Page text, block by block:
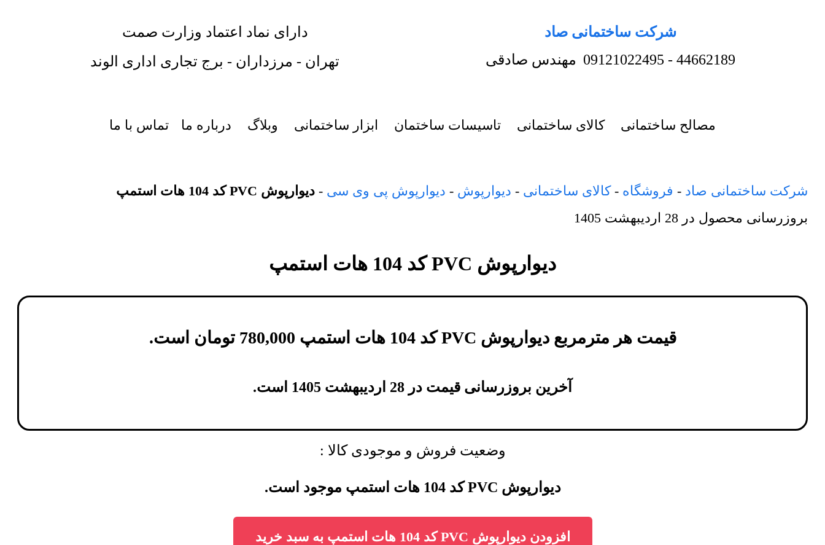
شرکت ساختمانی صاد
دارای نماد اعتماد وزارت صمت
44662189
-
09121022495 مهندس صادقی تهران - مرزداران - برج تجاری اداری الوند
مصالح ساختمانی کالای ساختمانی تاسیسات ساختمان ابزار ساختمانی وبلاگ درباره ما تماس با ما
شرکت ساختمانی صاد - فروشگاه -کالای ساختمانی - دیوارپوش - دیوارپوش پی وی سی - دیوارپوش PVC کد 104 هات استمپ
بروزرسانی محصول در 28 اردیبهشت 1405
دیوارپوش PVC کد 104 هات استمپ
قیمت هر مترمربع دیوارپوش PVC کد 104 هات استمپ 780,000 تومان است.
آخرین بروزرسانی قیمت در 28 اردیبهشت 1405 است.
وضعیت فروش و موجودی کالا :
دیوارپوش PVC کد 104 هات استمپ موجود است.
افزودن دیوارپوش PVC کد 104 هات استمپ به سبد خرید